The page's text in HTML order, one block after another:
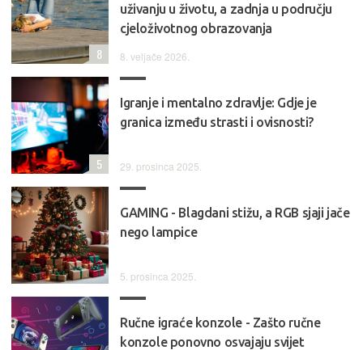
uživanju u životu, a zadnja u području
cjeloživotnog obrazovanja
8. veljače 2026.
8
Igranje i mentalno zdravlje: Gdje je
granica između strasti i ovisnosti?
29. prosinca 2025.
5
GAMING - Blagdani stižu, a RGB sjaji jače
nego lampice
5. prosinca 2025.
Ručne igraće konzole - Zašto ručne
konzole ponovno osvajaju svijet